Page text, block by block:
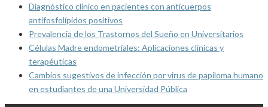
Diagnóstico clínico en pacientes con anticuerpos
antifosfolípidos positivos
Prevalencia de los Trastornos del Sueño en Universitarios
Células Madre endometriales: Aplicaciones clínicas y
terapéuticas
Cambios sugestivos de infección por virus de papiloma humano
en estudiantes de una Universidad Pública